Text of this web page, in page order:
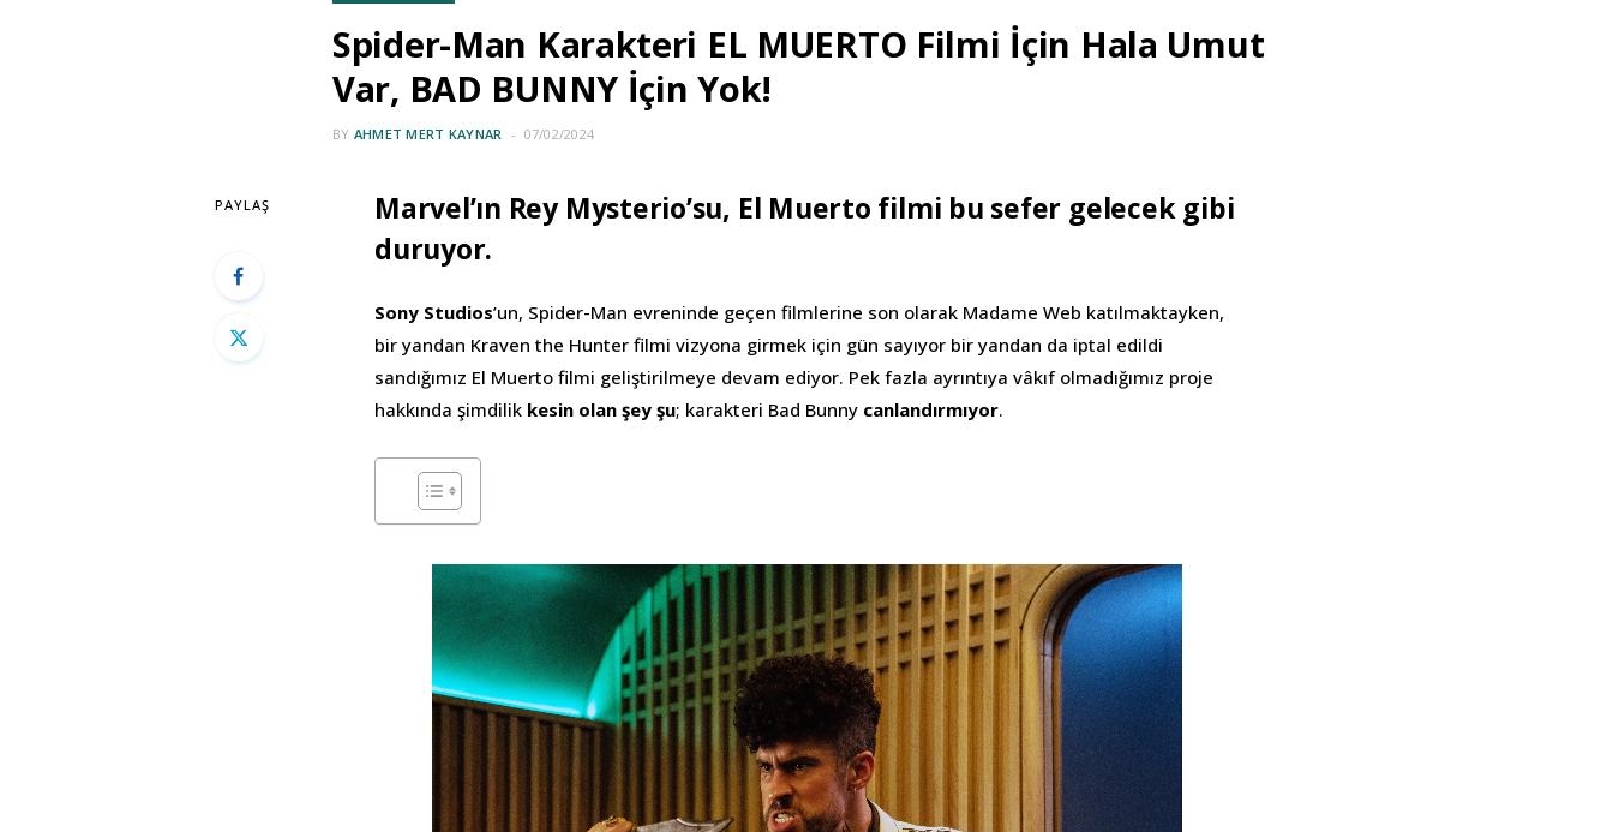
Spider-Man Karakteri EL MUERTO Filmi İçin Hala Umut
Var, BAD BUNNY İçin Yok!
BY AHMET MERT KAYNAR 07/02/2024
PAYLAŞ
Marvel’ın Rey Mysterio’su, El Muerto filmi bu sefer gelecek gibi
duruyor.
Sony Studios’un, Spider-Man evreninde geçen filmlerine son olarak Madame Web katılmaktayken,
bir yandan Kraven the Hunter filmi vizyona girmek için gün sayıyor bir yandan da iptal edildi
sandığımız El Muerto filmi geliştirilmeye devam ediyor. Pek fazla ayrıntıya vâkıf olmadığımız proje
hakkında şimdilik kesin olan şey şu; karakteri Bad Bunny canlandırmıyor.